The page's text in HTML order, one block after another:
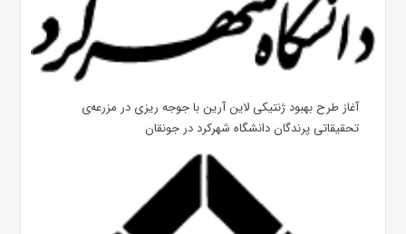
آغاز طرح بهبود ژنتیکی لاین آرین با جوجه ریزی در مزرعه‌ی
تحقیقاتی پرندگان دانشگاه شهرکرد در جونقان